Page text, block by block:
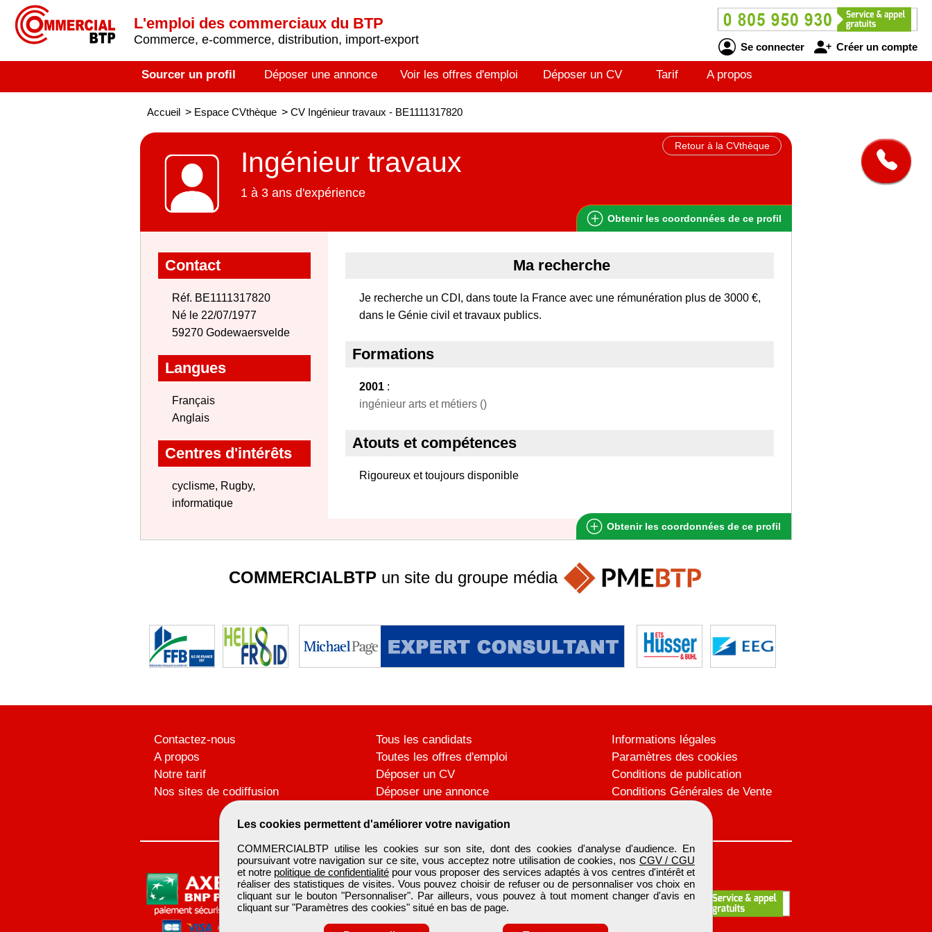
L'emploi des commerciaux du BTP
Commerce, e-commerce, distribution, import-export
Se connecter Créer un compte
Sourcer un profil Déposer une annonce Voir les offres d'emploi Déposer un CV Tarif A propos
Accueil > Espace CVthèque > CV Ingénieur travaux - BE1111317820
Retour à la CVthèque
Ingénieur travaux
1 à 3 ans d'expérience
Obtenir les coordonnées de ce profil
Contact
Réf. BE1111317820
Né le 22/07/1977
59270 Godewaersvelde
Langues
Français
Anglais
Centres d'intérêts
cyclisme, Rugby,
informatique
Ma recherche
Je recherche un CDI, dans toute la France avec une rémunération plus de 3000 €,
dans le Génie civil et travaux publics.
Formations
2001 :
ingénieur arts et métiers ()
Atouts et compétences
Rigoureux et toujours disponible
Obtenir les coordonnées de ce profil
Les cookies permettent d'améliorer votre navigation
COMMERCIALBTP utilise les cookies sur son site, dont des cookies d'analyse d'audience. En
poursuivant votre navigation sur ce site, vous acceptez notre utilisation de cookies, nos CGV / CGU
et notre politique de confidentialitépour vous proposer des services adaptés à vos centres d'intérêt et
réaliser des statistiques de visites. Vous pouvez choisir de refuser ou de personnaliser vos choix en
cliquant sur le bouton "Personnaliser". Par ailleurs, vous pouvez à tout moment changer d'avis en
cliquant sur "Paramètres des cookies" situé en bas de page.
COMMERCIALBTP un site du groupe média
Contactez-nous
A propos
Notre tarif
Nos sites de codiffusion
Tous les candidats
Toutes les offres d'emploi
Déposer un CV
Déposer une annonce
Informations légales
Paramètres des cookies
Conditions de publication
Conditions Générales de Vente